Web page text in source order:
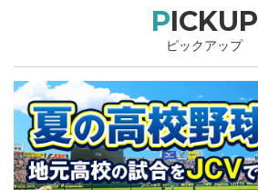
PICKUP
ピックアップ